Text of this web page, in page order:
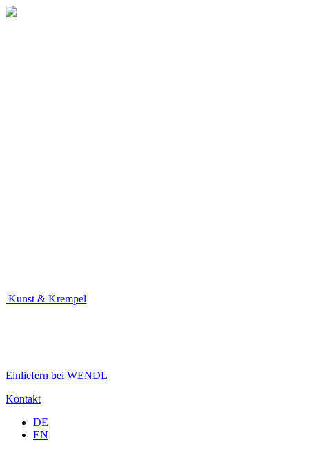
Kunst & Krempel
Einliefern bei WENDL
Kontakt
DE
EN